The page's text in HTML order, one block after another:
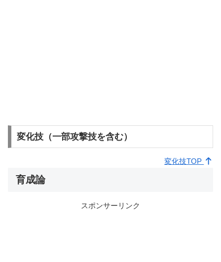
変化技（一部攻撃技を含む）
変化技TOP
育成論
スポンサーリンク